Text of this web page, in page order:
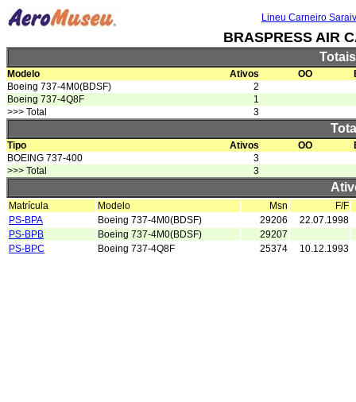
Lineu Carneiro
BRASPRESS AIR
Modelo Ativos OO
Boeing 737-4M0(BDSF)
2
Boeing 737-4Q8F
1
>>> Total
3
Tipo Ativos OO
BOEING 737-400
3
>>> Total
3
Matrícula Modelo Msn
F/F
PS-BPA
Boeing 737-4M0(BDSF) 29206
22.07.1998
PS-BPB
Boeing 737-4M0(BDSF)
29207
PS-BPC
Boeing 737-4Q8F 25374 10.12.1993